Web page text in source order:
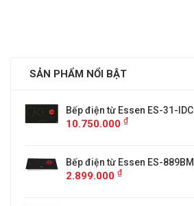
SẢN PHẨM NỔI BẬT
Bếp điện từ Essen ES-31-IDC
10.750.000 ₫
Bếp điện từ Essen ES-889BM
2.899.000 ₫